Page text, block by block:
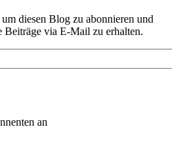
diesen Blog zu abonnieren und
Beiträge via E-Mail zu erhalten.
an